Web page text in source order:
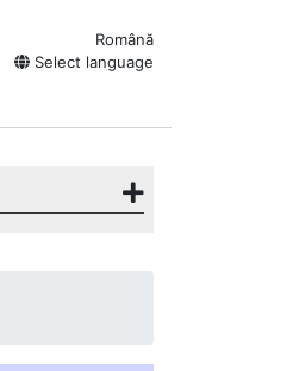
Română
Select language